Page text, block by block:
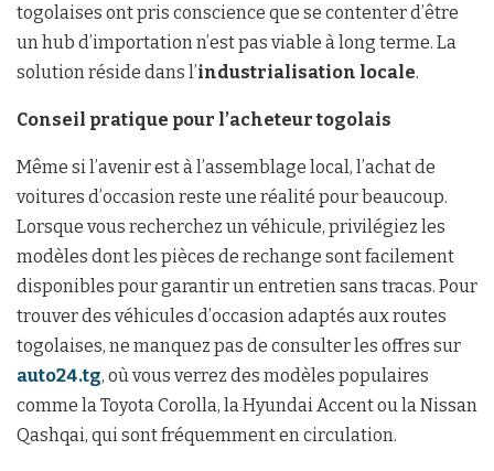
togolaises ont pris conscience que se contenter d’être
un hub d’importation n’est pas viable à long terme. La
solution réside dans l’industrialisation locale.
Conseil pratique pour l’acheteur togolais
Même si l’avenir est à l’assemblage local, l’achat de
voitures d’occasion reste une réalité pour beaucoup.
Lorsque vous recherchez un véhicule, privilégiez les
modèles dont les pièces de rechange sont facilement
disponibles pour garantir un entretien sans tracas. Pour
trouver des véhicules d’occasion adaptés aux routes
togolaises, ne manquez pas de consulter les offres sur
auto24.tg, où vous verrez des modèles populaires
comme la Toyota Corolla, la Hyundai Accent ou la Nissan
Qashqai, qui sont fréquemment en circulation.